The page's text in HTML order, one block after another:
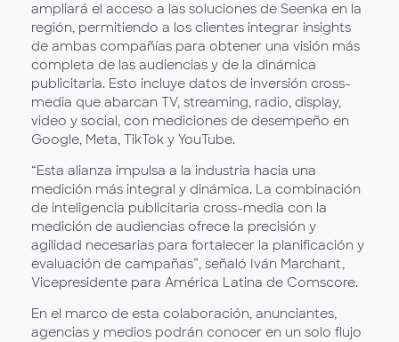
ampliará el acceso a las soluciones de Seenka en la
región, permitiendo a los clientes integrar insights
de ambas compañías para obtener una visión más
completa de las audiencias y de la dinámica
publicitaria. Esto incluye datos de inversión cross-
media que abarcan TV, streaming, radio, display,
video y social, con mediciones de desempeño en
Google, Meta, TikTok y YouTube.
“Esta alianza impulsa a la industria hacia una
medición más integral y dinámica. La combinación
de inteligencia publicitaria cross-media con la
medición de audiencias ofrece la precisión y
agilidad necesarias para fortalecer la planificación y
evaluación de campañas”, señaló Iván Marchant,
Vicepresidente para América Latina de Comscore.
En el marco de esta colaboración, anunciantes,
agencias y medios podrán conocer en un solo flujo